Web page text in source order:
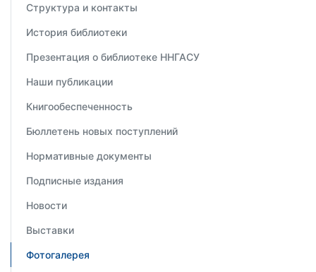
Структура и контакты
История библиотеки
Презентация о библиотеке ННГАСУ
Наши публикации
Книгообеспеченность
Бюллетень новых поступлений
Нормативные документы
Подписные издания
Новости
Выставки
Фотогалерея